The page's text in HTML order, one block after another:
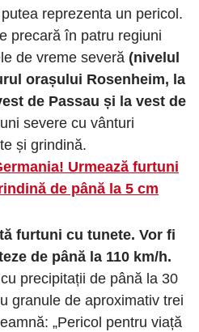
reprezenta un pericol.
precară în patru regiuni
de vreme severă (nivelul
orașului Rosenheim, la
de Passau și la vest de
severe cu vânturi
și grindină.
Urmează furtuni
de până la 5 cm
furtuni cu tunete. Vor fi
de până la 110 km/h.
precipitații de până la 30
granule de aproximativ trei
„Pericol pentru viață